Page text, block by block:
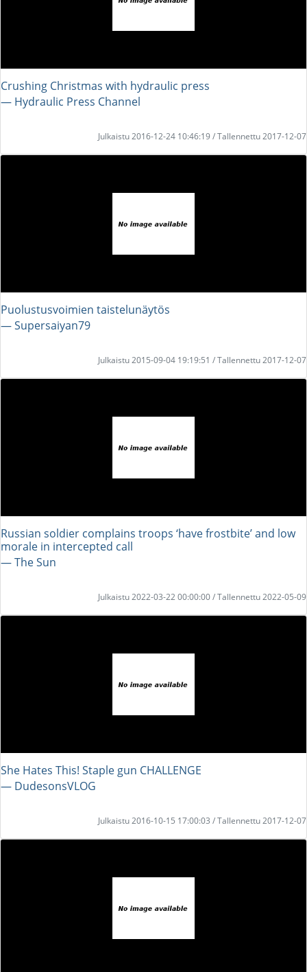
Crushing Christmas with hydraulic press
― Hydraulic Press Channel
Julkaistu 2016-12-24 10:46:19 / Tallennettu 2017-12-07
Puolustusvoimien taistelunäytös
― Supersaiyan79
Julkaistu 2015-09-04 19:19:51 / Tallennettu 2017-12-07
Russian soldier complains troops ‘have frostbite’ and low
morale in intercepted call
― The Sun
Julkaistu 2022-03-22 00:00:00 / Tallennettu 2022-05-09
She Hates This! Staple gun CHALLENGE
― DudesonsVLOG
Julkaistu 2016-10-15 17:00:03 / Tallennettu 2017-12-07